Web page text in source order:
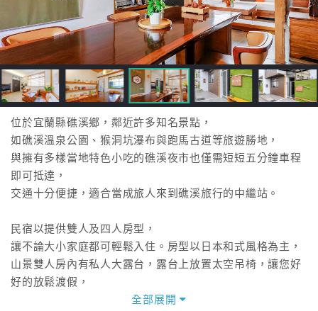
位於宜蘭縣礁溪鄉，鄰近許多知名景點，
如礁溪溫泉公園、猴洞坑瀑布與跑馬古道等旅遊勝地，
與擁有多樣當地特色小吃的礁溪夜市也僅需短短五分鐘車程
即可抵達，
交通十分便捷，適合當成旅人來到礁溪旅行的中繼站。
民宿以提供雙人及四人房型，
讓不論大小家庭都可輕鬆入住。房型以日本和式風格為主，
山景雙人房內有私人大露台，露台上放置太空吊椅，讓您好
好的放鬆渡假，
房間隔音使用進口隔音材質，讓您有個安靜的夜晚，
全部展開